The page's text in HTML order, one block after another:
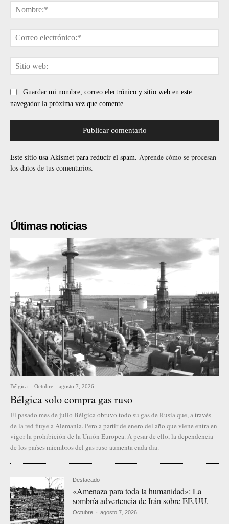
Guardar mi nombre, correo electrónico y sitio web en este
navegador la próxima vez que comente.
Este sitio usa Akismet para reducir el spam. Aprende cómo se procesan
los datos de tus comentarios.
Últimas noticias
Bélgica Octubre - agosto 7, 2026
Bélgica solo compra gas ruso
El pasado mes de julio Bélgica obtuvo todo su gas de Rusia que, a través
de la red fluye a Alemania. Pero a partir de enero del año que viene entra en
vigor la prohibición de la Unión Europea. A pesar de ello, la dependencia
de los países miembros del gas ruso aumenta cada dia.
Destacado
«Amenaza para toda la humanidad»: La
sombría advertencia de Irán sobre EE.UU.
Octubre - agosto 7, 2026